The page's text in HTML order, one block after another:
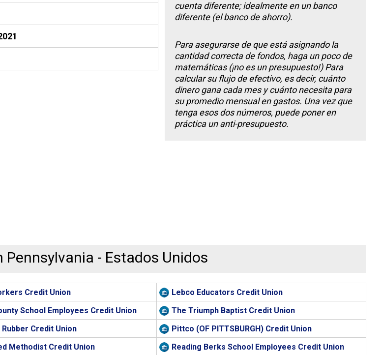
cuenta diferente; idealmente en un banco
diferente (el banco de ahorro).
Para asegurarse de que está asignando la
cantidad correcta de fondos, haga un poco de
matemáticas (¡no es un presupuesto!) Para
calcular su flujo de efectivo, es decir, cuánto
dinero gana cada mes y cuánto necesita para
su promedio mensual en gastos. Una vez que
tenga esos dos números, puede poner en
práctica un anti-presupuesto.
Pennsylvania - Estados Unidos
Credit Union
Lebco Educators Credit Union
School Employees Credit Union
The Triumph Baptist Credit Union
Credit Union
Pittco (OF PITTSBURGH) Credit Union
Methodist Credit Union Reading Berks School Employees Credit Union